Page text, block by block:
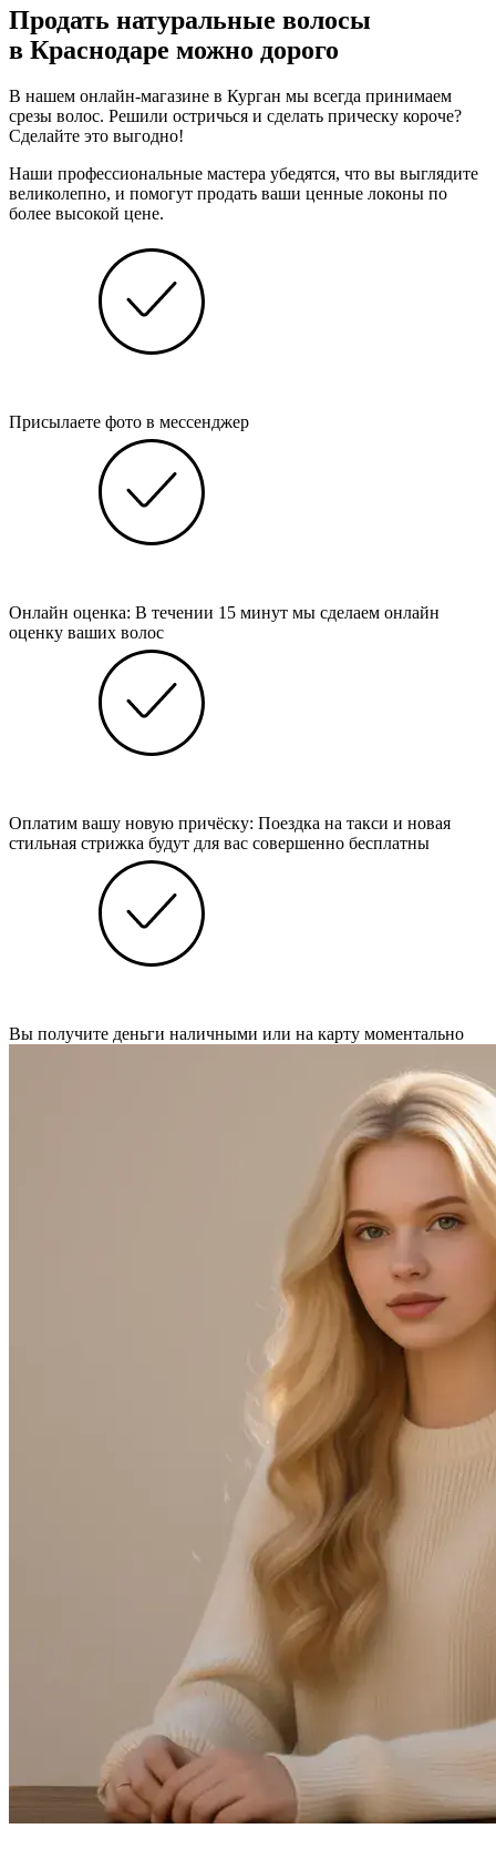
Продать натуральные волосы
в Краснодаре можно дорого
В нашем онлайн-магазине в Курган мы всегда принимаем
срезы волос. Решили остричься и сделать прическу короче?
Сделайте это выгодно!
Наши профессиональные мастера убедятся, что вы выглядите
великолепно, и помогут продать ваши ценные локоны по
более высокой цене.
Присылаете фото в мессенджер
Онлайн оценка: В течении 15 минут мы сделаем онлайн
оценку ваших волос
Оплатим вашу новую причёску: Поездка на такси и новая
стильная стрижка будут для вас совершенно бесплатны
Вы получите деньги наличными или на карту моментально